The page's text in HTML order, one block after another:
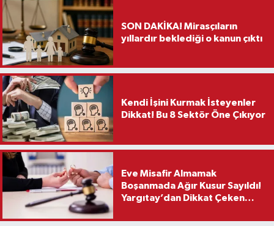
SON DAKİKA! Mirasçıların
yıllardır beklediği o kanun çıktı
Kendi İşini Kurmak İsteyenler
Dikkat! Bu 8 Sektör Öne Çıkıyor
Eve Misafir Almamak
Boşanmada Ağır Kusur Sayıldı!
Yargıtay’dan Dikkat Çeken